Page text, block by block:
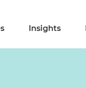
Insights